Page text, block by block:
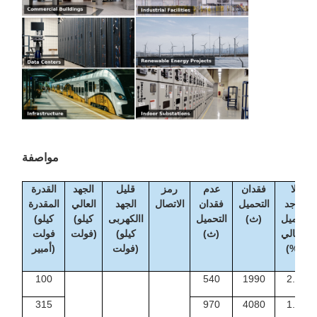
مواصفة
القدرة
المقدرة
(كيلو
فولت
أمبير)
الجهد
العالي
(كيلو
فولت)
قليل
الجهد
االكهربى
(كيلو
فولت)
رمز
الاتصال
عدم
فقدان
التحميل
(ث)
فقدان
التحميل
(ث)
لا
يوجد
تحميل
الحالي
(%)
100 540 1990 2.4
315 970 4080 1.8